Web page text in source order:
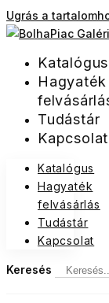
Ugrás a
Katalógus
Hagyaték
Tudástár
Kapcsolat
Katalógus
Hagyaték
felvásárlás
Tudástár
Kapcsolat
Keresés